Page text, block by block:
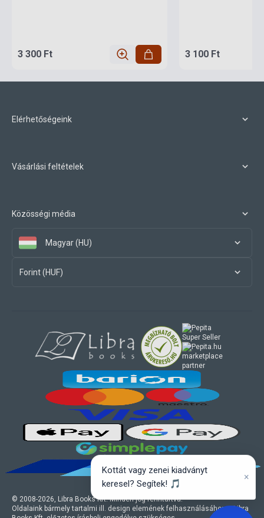
3 300 Ft 3 100 Ft
Elérhetőségeink
Vásárlási feltételek
Közösségi média
Magyar (HU)
Forint (HUF)
© 2008-2026, Libra Books Kft. Minden jog fenntartva.
Oldalaink bármely tartalmi ill. design elemének felhasználásához a Libra
marketplace
partner
Kottát vagy zenei kiadványt
keresel? Segítek! 🎵
×